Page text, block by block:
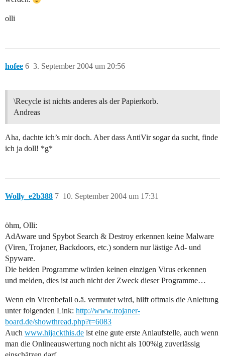
olli
hofee 3. September 2004 um 20:56
6
\Recycle ist nichts anderes als der Papierkorb.
Andreas
Aha, dachte ich’s mir doch. Aber dass AntiVir sogar da sucht, finde
ich ja doll! *g*
Wolly_e2b388 10. September 2004 um 17:31
7
öhm, Olli:
AdAware und Spybot Search & Destroy erkennen keine Malware
(Viren, Trojaner, Backdoors, etc.) sondern nur lästige Ad- und
Spyware.
Die beiden Programme würden keinen einzigen Virus erkennen
und melden, dies ist auch nicht der Zweck dieser Programme…
Wenn ein Virenbefall o.ä. vermutet wird, hilft oftmals die Anleitung
unter folgenden Link: http://www.trojaner-
board.de/showthread.php?t=6083
Auch www.hijackthis.de ist eine gute erste Anlaufstelle, auch wenn
man die Onlineauswertung noch nicht als 100%ig zuverlässig